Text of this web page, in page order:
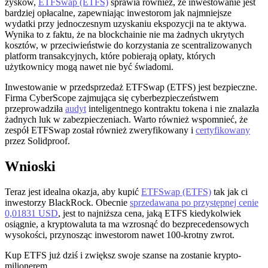
zysków, ETFSwap (ETFS) sprawia również, że inwestowanie jest
bardziej opłacalne, zapewniając inwestorom jak najmniejsze
wydatki przy jednoczesnym uzyskaniu ekspozycji na te aktywa.
Wynika to z faktu, że na blockchainie nie ma żadnych ukrytych
kosztów, w przeciwieństwie do korzystania ze scentralizowanych
platform transakcyjnych, które pobierają opłaty, których
użytkownicy mogą nawet nie być świadomi.
Inwestowanie w przedsprzedaż ETFSwap (ETFS) jest bezpieczne.
Firma CyberScope zajmująca się cyberbezpieczeństwem
przeprowadziła audyt inteligentnego kontraktu tokena i nie znalazła
żadnych luk w zabezpieczeniach. Warto również wspomnieć, że
zespół ETFSwap został również zweryfikowany i certyfikowany
przez Solidproof.
Wnioski
Teraz jest idealna okazja, aby kupić ETFSwap (ETFS) tak jak ci
inwestorzy BlackRock. Obecnie sprzedawana po przystępnej cenie
0,01831 USD, jest to najniższa cena, jaką ETFS kiedykolwiek
osiągnie, a kryptowaluta ta ma wzrosnąć do bezprecedensowych
wysokości, przynosząc inwestorom nawet 100-krotny zwrot.
Kup ETFS już dziś i zwiększ swoje szanse na zostanie krypto-
milionerem.